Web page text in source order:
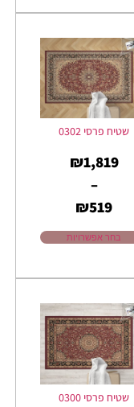
שטיח פרסי 0302
₪519
–
₪1,819
בחר אפשרויות
שטיח פרסי 0300